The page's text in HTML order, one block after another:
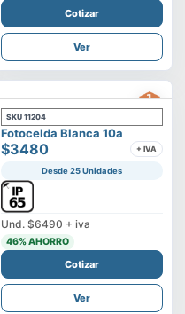
Cotizar
Ver
SKU 11204
Fotocelda Blanca 10a
$3480 + IVA
Desde 25 Unidades
Und. $6490 + iva
46% AHORRO
Cotizar
Ver